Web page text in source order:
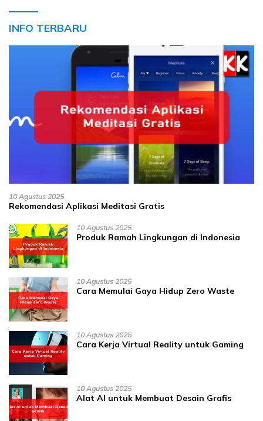
INFO TERBARU
10 Agustus 2025
Rekomendasi Aplikasi Meditasi Gratis
10 Agustus 2025
Produk Ramah Lingkungan di Indonesia
10 Agustus 2025
Cara Memulai Gaya Hidup Zero Waste
10 Agustus 2025
Cara Kerja Virtual Reality untuk Gaming
10 Agustus 2025
Alat AI untuk Membuat Desain Grafis